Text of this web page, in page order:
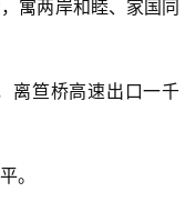
寓两岸和睦、家国同
离笪桥高速出口一千
。